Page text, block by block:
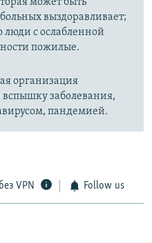
может быть
выздоравливает;
с ослабленной
пожилые.
организация
заболевания,
пандемией.
VPN Follow us